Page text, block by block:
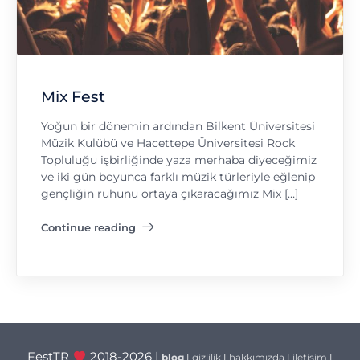
Mix Fest
Yoğun bir dönemin ardından Bilkent Üniversitesi
Müzik Kulübü ve Hacettepe Üniversitesi Rock
Topluluğu işbirliğinde yaza merhaba diyeceğimiz
ve iki gün boyunca farklı müzik türleriyle eğlenip
gençliğin ruhunu ortaya çıkaracağımız Mix […]
Continue reading
"Mix Fest"
FestTR 2018-2026 | blog| gizlilik| hakkımızda | iletişim |